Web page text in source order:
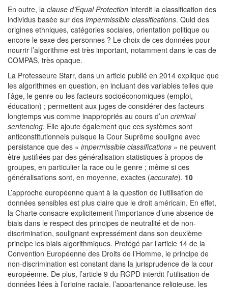
En outre, la clause d’Equal Protection interdit la classification des
individus basée sur des impermissible classifications. Quid des
origines ethniques, catégories sociales, orientation politique ou
encore le sexe des personnes ? Le choix de ces données pour
nourrir l’algorithme est très important, notamment dans le cas de
COMPAS, très opaque.
La Professeure Starr, dans un article publié en 2014 explique que
les algorithmes en question, en incluant des variables telles que
l’âge, le genre ou les facteurs socioéconomiques (emploi,
éducation) ; permettent aux juges de considérer des facteurs
longtemps vus comme inappropriés au cours d’un criminal
sentencing. Elle ajoute également que ces systèmes sont
anticonstitutionnels puisque la Cour Suprême souligne avec
persistance que des « impermissible classifications » ne peuvent
être justifiées par des généralisation statistiques à propos de
groupes, en particulier la race ou le genre ; même si ces
généralisations sont, en moyenne, exactes (accurate). 10
L’approche européenne quant à la question de l’utilisation de
données sensibles est plus claire que le droit américain. En effet,
la Charte consacre explicitement l’importance d’une absence de
biais dans le respect des principes de neutralité et de non-
discrimination, soulignant expressément dans son deuxième
principe les biais algorithmiques. Protégé par l’article 14 de la
Convention Européenne des Droits de l’Homme, le principe de
non-discrimination est constant dans la jurisprudence de la cour
européenne. De plus, l’article 9 du RGPD interdit l’utilisation de
données liées à l’origine raciale, l’appartenance religieuse, les